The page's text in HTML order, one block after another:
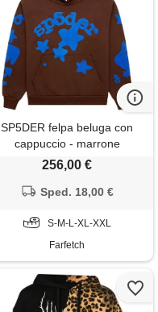
SP5DER felpa beluga con
cappuccio - marrone
256,00 €
Sped. 18,00 €
S-M-L-XL-XXL
Farfetch